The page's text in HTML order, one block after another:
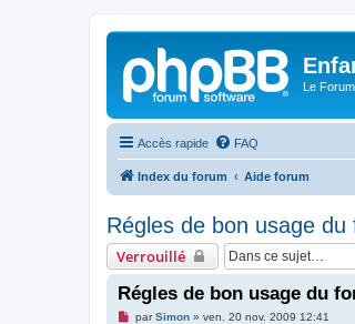
Le Forum
Accès rapide FAQ
Index du forum Aide forum
Régles de bon usage
Verrouillé
Régles de bon usage du
MparSimon» ven. 20 nov. 2009 12:41